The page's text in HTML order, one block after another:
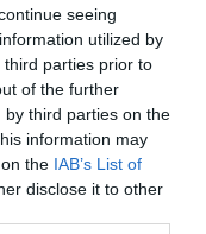
seeing
utilized by
parties prior to
of the further
third parties on the
information may
the IAB’s List of
disclose it to other